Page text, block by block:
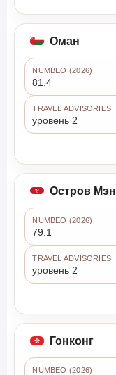
Оман
NUMBEO (2026)
81.4
TRAVEL ADVISORIES
уровень 2
Остров Мэн
NUMBEO (2026)
79.1
TRAVEL ADVISORIES
уровень 2
Гонконг
NUMBEO (2026)